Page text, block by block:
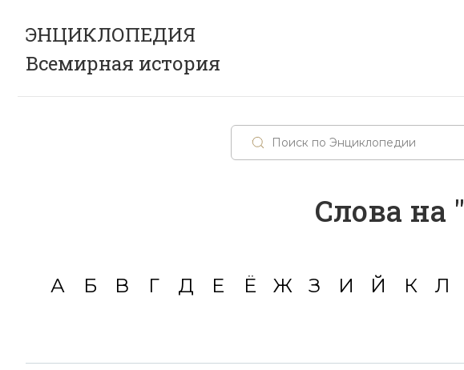
ЭНЦИКЛОПЕДИЯ
Всемирная история
Слова на "
А Б В Г Д Е Ё Ж З И Й К Л